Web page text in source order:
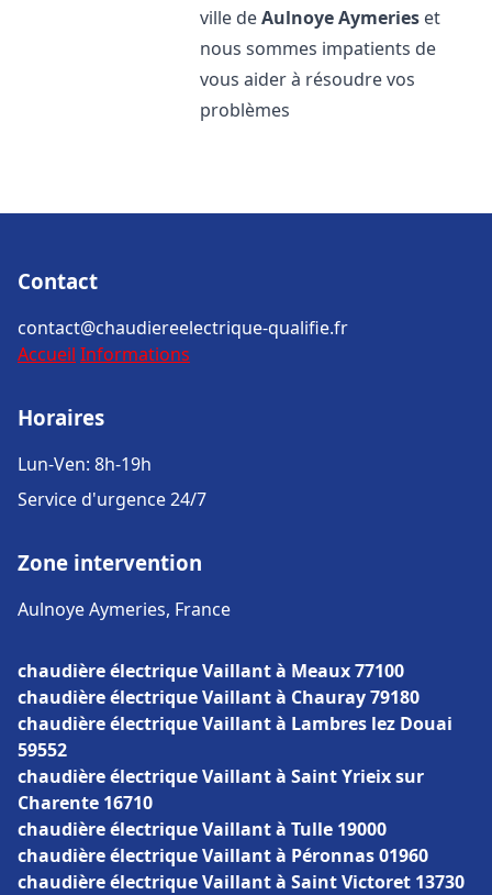
ville deAulnoye Aymeries et
nous sommes impatients de
vous aider à résoudre vos
problèmes
Contact
contact@chaudiereelectrique-qualifie.fr
Accueil Informations
Horaires
Lun-Ven: 8h-19h
Service d'urgence 24/7
Zone intervention
Aulnoye Aymeries, France
chaudière électrique Vaillant à Meaux 77100
chaudière électrique Vaillant à Chauray 79180
chaudière électrique Vaillant à Lambres lez Douai
59552
chaudière électrique Vaillant à Saint Yrieix sur
Charente 16710
chaudière électrique Vaillant à Tulle 19000
chaudière électrique Vaillant à Péronnas 01960
chaudière électrique Vaillant à Saint Victoret 13730